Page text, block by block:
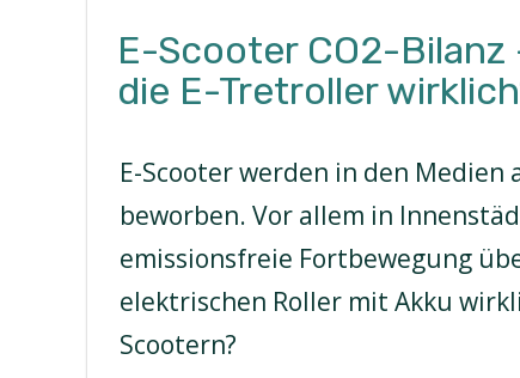
E-Scooter CO2-
die E-Tretroller
E-Scooter werden in den
beworben. Vor allem in
emissionsfreie Fortbewegung
elektrischen Roller mit Akku
Scootern?